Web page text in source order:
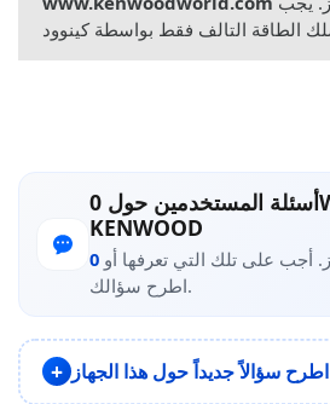
أسئلة المستخدمين حول 0W22510002
KENWOOD
0
اطرح سؤالك.
اطرح سؤالاً جديداً حول هذا الجهاز